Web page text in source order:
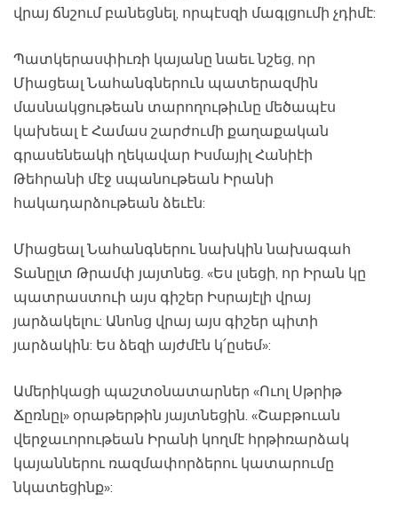
վրայ ճնշում բանեցնել, որպէսզի մագլցումի չդիմէ:
Պատկերասփիւռի կայանը նաեւ նշեց, որ
Միացեալ Նահանգներուն պատերազմին
մասնակցութեան տարողութիւնը մեծապէս
կախեալ է Համաս շարժումի քաղաքական
գրասենեակի ղեկավար Իսմայիլ Հանիէի
Թեհրանի մէջ սպանութեան Իրանի
հակադարձութեան ձեւէն:
Միացեալ Նահանգներու նախկին նախագահ
Տանըլտ Թրամփ յայտնեց. «Ես լսեցի, որ Իրան կը
պատրաստուի այս գիշեր Իսրայէլի վրայ
յարձակելու: Անոնց վրայ այս գիշեր պիտի
յարձակին: Ես ձեզի այժմէն կ՛ըսեմ»:
Ամերիկացի պաշտօնատարներ «Ուոլ Սթրիթ
Ճըռնըլ» օրաթերթին յայտնեցին. «Շաբթուան
վերջաւորութեան Իրանի կողմէ հրթիռարձակ
կայաններու ռազմափորձերու կատարումը
նկատեցինք»: